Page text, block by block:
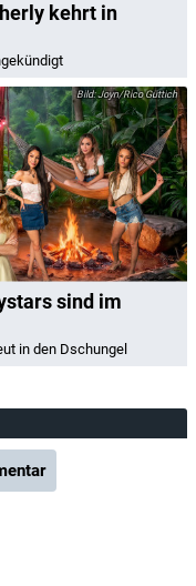
kehrt in
Joyn/Rico Güttich
sind im
in den Dschungel